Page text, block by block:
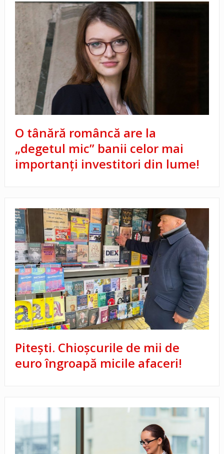
O tânără româncă are la
„degetul mic” banii celor mai
importanți investitori din lume!
Piteşti. Chioşcurile de mii de
euro îngroapă micile afaceri!